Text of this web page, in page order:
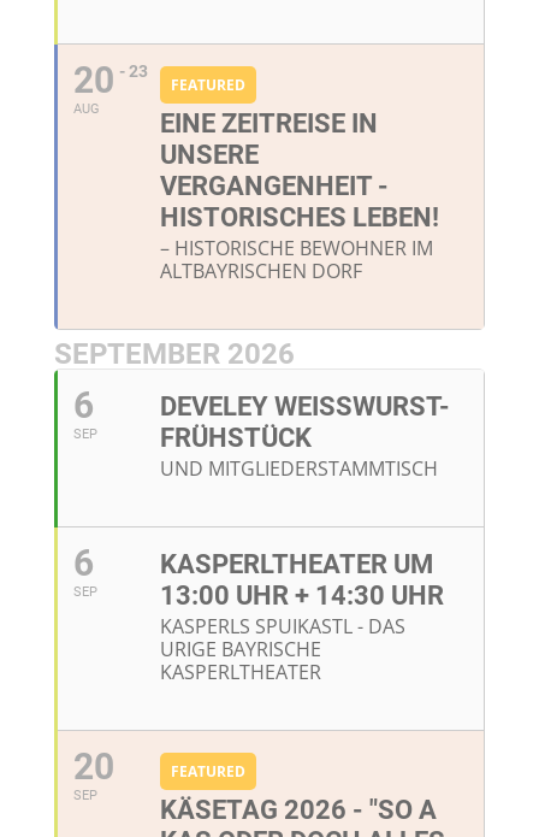
20
AUG
- 23
FEATURED
EINE ZEITREISE IN
UNSERE
VERGANGENHEIT -
HISTORISCHES LEBEN!
– HISTORISCHE BEWOHNER IM
ALTBAYRISCHEN DORF
SEPTEMBER 2026
6
SEP
DEVELEY WEISSWURST-F
RÜHSTÜCK
UND MITGLIEDERSTAMMTISCH
6
SEP
KASPERLTHEATER UM
13:00 UHR + 14:30 UHR
KASPERLS SPUIKASTL - DAS
URIGE BAYRISCHE
KASPERLTHEATER
20
SEP
FEATURED
KÄSETAG 2026 - "SO A